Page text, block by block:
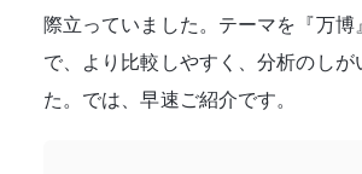
際立っていました。テーマを『万博
で、より比較しやすく、分析のしが
た。では、早速ご紹介です。